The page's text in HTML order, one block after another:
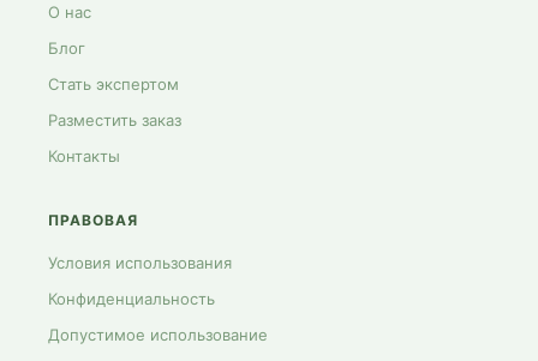
О нас
Блог
Стать экспертом
Разместить заказ
Контакты
ПРАВОВАЯ
Условия использования
Конфиденциальность
Допустимое использование